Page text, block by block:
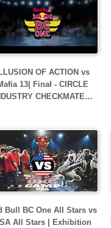
ILLUSION OF ACTION vs
13| Finał - CIRCLE
CHECKMATE…
Bull BC One All Stars vs
All Stars | Exhibition